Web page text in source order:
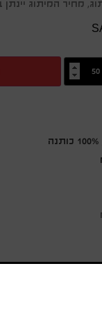
מחיר המיתוג